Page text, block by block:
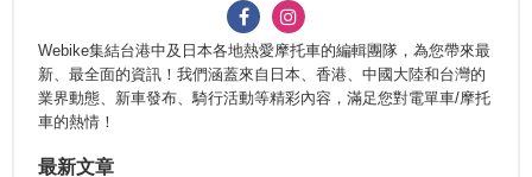
Webike集結台港中及日本各地熱愛摩托車的編輯團隊，為您帶來最
新、最全面的資訊！我們涵蓋來自日本、香港、中國大陸和台灣的
業界動態、新車發布、騎行活動等精彩內容，滿足您對電單車/摩托
車的熱情！
最新文章